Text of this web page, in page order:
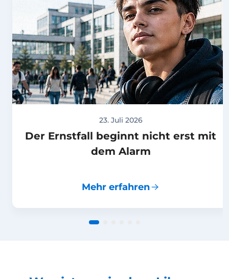
23. Juli 2026
Der Ernstfall beginnt nicht erst mit
dem Alarm
Mehr erfahren